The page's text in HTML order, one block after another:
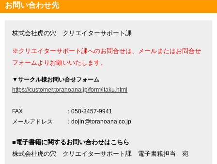
お問い合わせ先
株式会社虎の穴 クリエイターサポート課
※クリエイターサポート課へのお問合せは、メールまたはお問合せ
フォームよりお願いいたします。
▼サークル様お問い合せフォーム
https://customer.toranoana.jp/form/itaku.html
FAX
：050-3457-9941
メールアドレス
：dojin@toranoana.co.jp
■電子書籍に関するお問い合わせはこちら
株式会社虎の穴 クリエイターサポート課 電子書籍担当 宛